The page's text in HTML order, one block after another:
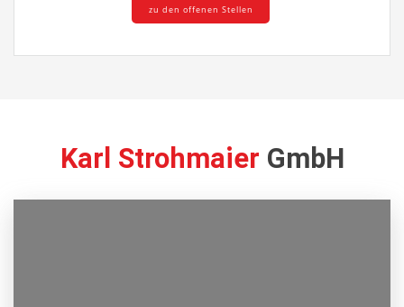
zu den offenen Stellen
Karl Strohmaier GmbH